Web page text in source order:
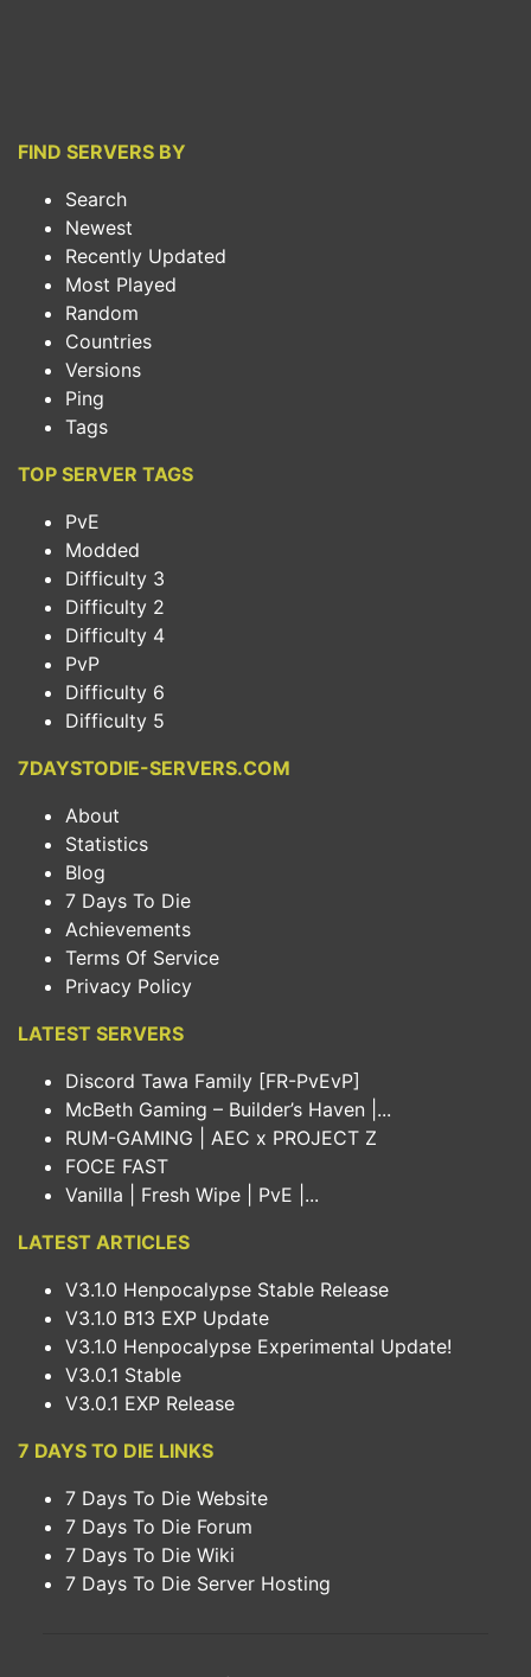
FIND SERVERS BY
Search
Newest
Recently Updated
Most Played
Random
Countries
Versions
Ping
Tags
TOP SERVER TAGS
PvE
Modded
Difficulty 3
Difficulty 2
Difficulty 4
PvP
Difficulty 6
Difficulty 5
7DAYSTODIE-SERVERS.COM
About
Statistics
Blog
7 Days To Die
Achievements
Terms Of Service
Privacy Policy
LATEST SERVERS
Discord Tawa Family [FR-PvEvP]
McBeth Gaming – Builder’s Haven |...
RUM-GAMING | AEC x PROJECT Z
FOCE FAST
Vanilla | Fresh Wipe | PvE |...
LATEST ARTICLES
V3.1.0 Henpocalypse Stable Release
V3.1.0 B13 EXP Update
V3.1.0 Henpocalypse Experimental Update!
V3.0.1 Stable
V3.0.1 EXP Release
7 DAYS TO DIE LINKS
7 Days To Die Website
7 Days To Die Forum
7 Days To Die Wiki
7 Days To Die Server Hosting